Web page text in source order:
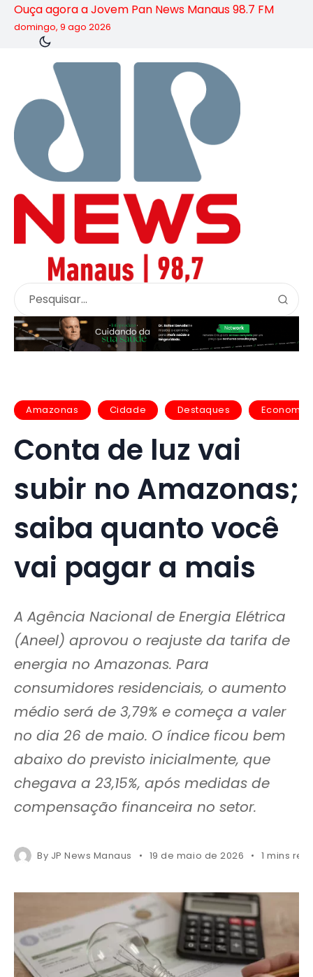
Ouça agora a Jovem Pan News Manaus 98.7 FM
domingo, 9 ago 2026
Amazonas Cidade Destaques Economia
Conta de luz vai
subir no Amazonas;
saiba quanto você
vai pagar a mais
A Agência Nacional de Energia Elétrica
(Aneel) aprovou o reajuste da tarifa de
energia no Amazonas. Para
consumidores residenciais, o aumento
médio será de 3,79% e começa a valer
no dia 26 de maio. O índice ficou bem
abaixo do previsto inicialmente, que
chegava a 23,15%, após medidas de
compensação financeira no setor.
By JP News Manaus 19 de maio de 2026 1 mins